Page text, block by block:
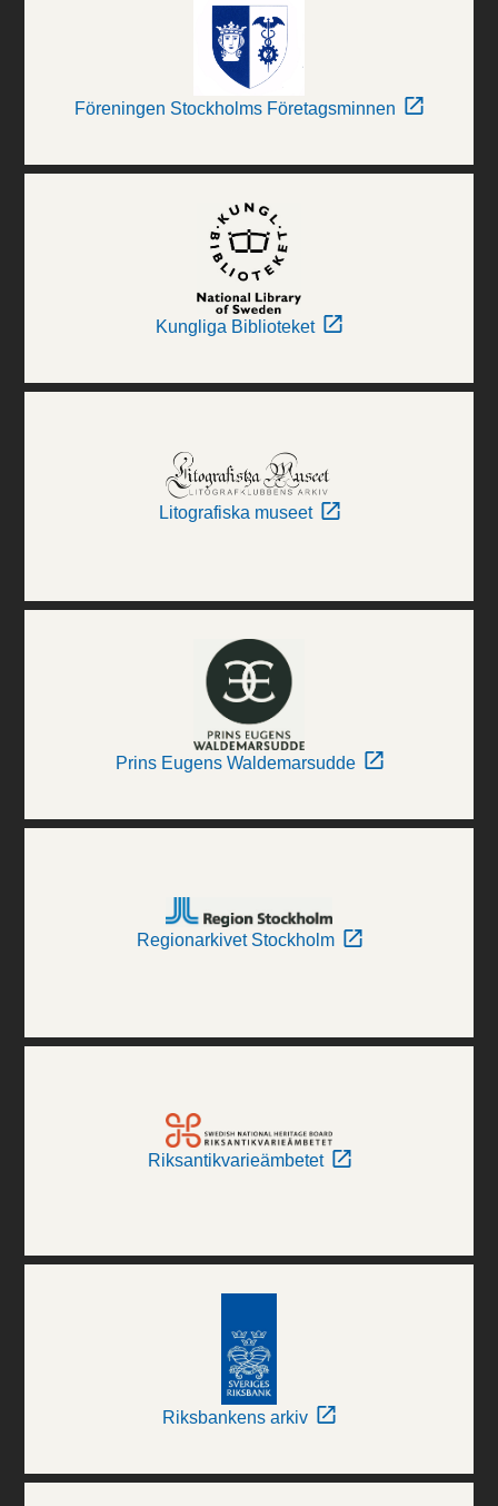
Föreningen Stockholms Företagsminnen
Kungliga Biblioteket
Litografiska museet
Prins Eugens Waldemarsudde
Regionarkivet Stockholm
Riksantikvarieämbetet
Riksbankens arkiv